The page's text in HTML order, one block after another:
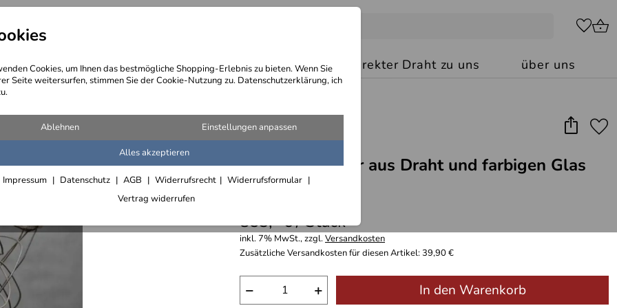
Cookies, um Ihnen das bestmögliche Shopping-Erlebnis zu bieten. Wenn Sie
Seite weitersurfen, stimmen Sie der Cookie-Nutzung zu. Datenschutzerklärung, ich
Ablehnen Einstellungen anpassen
Alles akzeptieren
Impressum Datenschutz AGB Widerrufsrecht
Widerrufsformular
Vertrag widerrufen
Wegebeschreibung @ Kontakt: Ihr direkter Draht zu uns über uns
aus Glas und Metall
Blumenskulptur aus Draht und farbigen Glas
Brocken
853,- € / Stück
inkl. 7% MwSt., zzgl.Versandkosten
Zusätzliche Versandkosten für diesen Artikel: 39,90 €
− + In den Warenkorb